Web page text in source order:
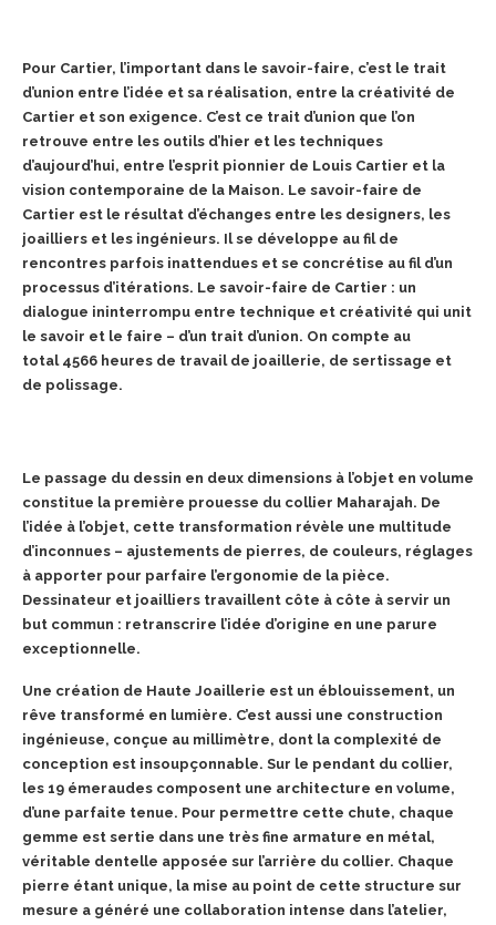
Pour Cartier, l’important dans le savoir-faire, c’est le trait
d’union entre l’idée et sa réalisation, entre la créativité de
Cartier et son exigence. C’est ce trait d’union que l’on
retrouve entre les outils d’hier et les techniques
d’aujourd’hui, entre l’esprit pionnier de Louis Cartier et la
vision contemporaine de la Maison. Le savoir-faire de
Cartier est le résultat d’échanges entre les designers, les
joailliers et les ingénieurs. Il se développe au fil de
rencontres parfois inattendues et se concrétise au fil d’un
processus d’itérations. Le savoir-faire de Cartier : un
dialogue ininterrompu entre technique et créativité qui unit
le savoir et le faire – d’un trait d’union. On compte au
total 4566 heures de travail de joaillerie, de sertissage et
de polissage.
Le passage du dessin en deux dimensions à l’objet en volume
constitue la première prouesse du collier Maharajah. De
l’idée à l’objet, cette transformation révèle une multitude
d’inconnues – ajustements de pierres, de couleurs, réglages
à apporter pour parfaire l’ergonomie de la pièce.
Dessinateur et joailliers travaillent côte à côte à servir un
but commun : retranscrire l’idée d’origine en une parure
exceptionnelle.
Une création de Haute Joaillerie est un éblouissement, un
rêve transformé en lumière. C’est aussi une construction
ingénieuse, conçue au millimètre, dont la complexité de
conception est insoupçonnable. Sur le pendant du collier,
les 19 émeraudes composent une architecture en volume,
d’une parfaite tenue. Pour permettre cette chute, chaque
gemme est sertie dans une très fine armature en métal,
véritable dentelle apposée sur l’arrière du collier. Chaque
pierre étant unique, la mise au point de cette structure sur
mesure a généré une collaboration intense dans l’atelier,